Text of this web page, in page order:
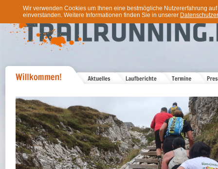
Wir verwenden Cookies um Ihnen eine bestmögliche Nutzererfahrung
einverstanden. Weitere Informationen finden Sie in unserer